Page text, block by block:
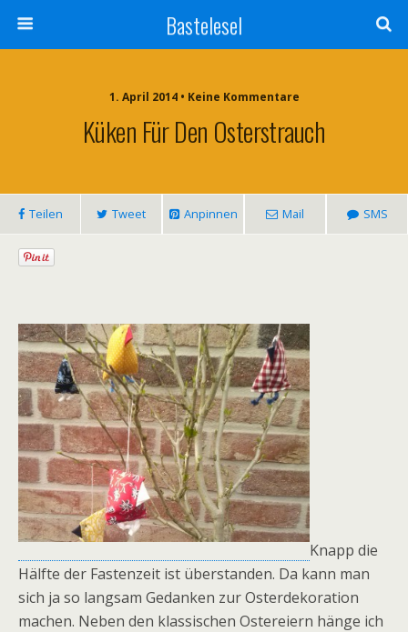
Bastelesel
1. April 2014 • Keine Kommentare
Küken Für Den Osterstrauch
Teilen Tweet Anpinnen Mail SMS
Knapp die
Hälfte der Fastenzeit ist überstanden. Da kann man
sich ja so langsam Gedanken zur Osterdekoration
machen. Neben den klassischen Ostereiern hänge ich